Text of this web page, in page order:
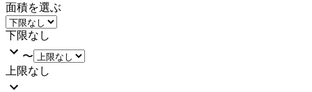
面積を選ぶ
下限なし
〜
上限なし